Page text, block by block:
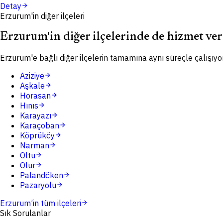
Detayarrow_forward
Erzurum'in diğer ilçeleri
Erzurum'in diğer ilçelerinde de hizmet
Erzurum'e bağlı diğer ilçelerin tamamına aynı süreçle
Aziziyearrow_forward
Aşkalearrow_forward
Horasanarrow_forward
Hınısarrow_forward
Karayazıarrow_forward
Karaçobanarrow_forward
Köprüköyarrow_forward
Narmanarrow_forward
Oltuarrow_forward
Olurarrow_forward
Palandökenarrow_forward
Pazaryoluarrow_forward
Erzurum’in tüm ilçeleriarrow_forward
Sık Sorulanlar